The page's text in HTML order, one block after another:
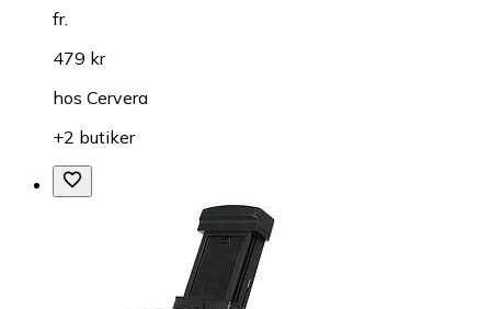
fr.
479 kr
hos Cervera
+2 butiker